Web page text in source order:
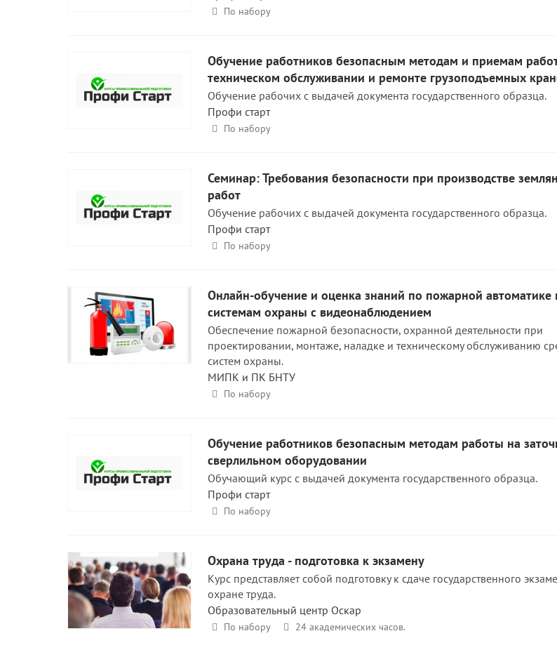
По набору
Обучение работников безопасным методам и приемам
техническом обслуживании и ремонте грузоподъемных
Обучение рабочих с выдачей документа государственного образца.
Профи старт
По набору
Семинар: Требования безопасности при производстве
работ
Обучение рабочих с выдачей документа государственного образца.
Профи старт
По набору
Онлайн-обучение и оценка знаний по пожарной автоматике
системам охраны с видеонаблюдением
Обеспечение пожарной безопасности, охранной деятельности при
проектировании, монтаже, наладке и техническому обслуживанию
систем охраны.
МИПК и ПК БНТУ
По набору
Обучение работников безопасным методам работы на
сверлильном оборудовании
Обучающий курс с выдачей документа государственного образца.
Профи старт
По набору
Охрана труда - подготовка к экзамену
Курс представляет собой подготовку к сдаче государственного
охране труда.
Образовательный центр Оскар
По набору 24 академических часов.